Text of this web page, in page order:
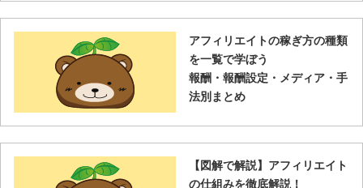
アフィリエイトの稼ぎ方の種類
を一覧で学ぼう
報酬・報酬設定・メディア・手
法別まとめ
【図解で解説】アフィリエイト
の仕組みを徹底解説！